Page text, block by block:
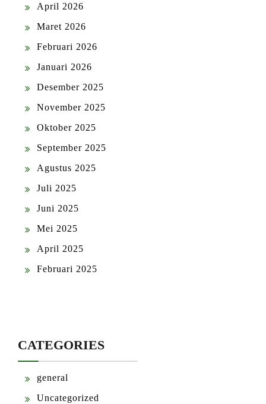
April 2026
Maret 2026
Februari 2026
Januari 2026
Desember 2025
November 2025
Oktober 2025
September 2025
Agustus 2025
Juli 2025
Juni 2025
Mei 2025
April 2025
Februari 2025
CATEGORIES
general
Uncategorized